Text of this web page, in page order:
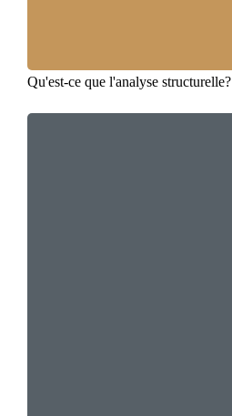
Qu'est-ce que l'analyse structurelle?